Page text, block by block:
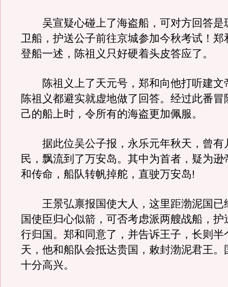
吴宣疑心碰上了海盗船，可对方回答是
卫船，护送公子前往京城参加今秋考试！郑
登船一述，陈祖义只好硬着头皮答应了。
陈祖义上了天元号，郑和向他打听建文
陈祖义都避实就虚地做了回答。经过此番冒
己的船上时，令所有的海盗更加佩服。
据此位吴公子报，永乐元年秋天，曾有
民，飘流到了万安岛。其中为首者，疑为逊
和传命，船队转帆掉舵，直驶万安岛!
王景弘禀报国使大人，这里距渤泥国已
国使臣归心似箭，可否考虑派两艘战船，护
行归国。郑和同意了，并告诉王子，长则半
天，他和船队会抵达贵国，敕封渤泥君王。
十分高兴。